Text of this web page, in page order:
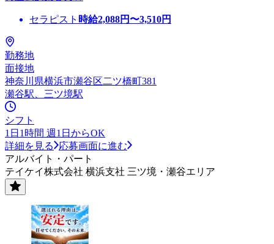
セラピスト 時給2,088円〜3,510円
勤務地
面接地
神奈川県横浜市瀬谷区二ツ橋町381
瀬谷駅、三ツ境駅
シフト
1日1時間 週1日からOK
詳細を見る
応募画面に進む
アルバイト・パート
テイケイ株式会社 横浜支社 三ツ境・瀬谷エリア